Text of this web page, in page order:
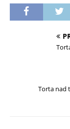
Torta nad